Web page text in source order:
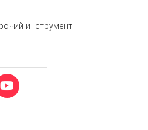
инструмент